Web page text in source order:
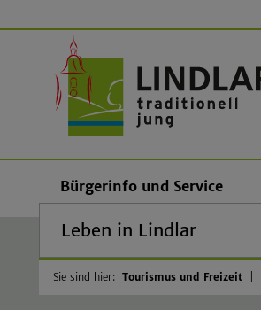
Bürgerinfo und Service
Leben in Lindlar
Sie sind hier: Tourismus und Freizeit